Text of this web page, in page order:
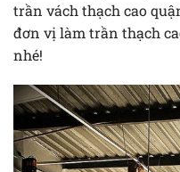
trần vách thạch cao
đơn vị làm trần thạch
nhé!